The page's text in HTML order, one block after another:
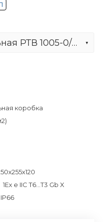
Коробка соединительная РТВ 1005-0/9Б (10 мм2)
коробка
1Ex e IIC T6...T3 Gb X
IP66